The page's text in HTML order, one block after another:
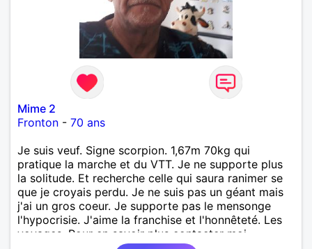
Mime 2
Fronton - 70 ans
Je suis veuf. Signe scorpion. 1,67m 70kg qui
pratique la marche et du VTT. Je ne supporte plus
la solitude. Et recherche celle qui saura ranimer se
que je croyais perdu. Je ne suis pas un géant mais
j'ai un gros coeur. Je supporte pas le mensonge
l'hypocrisie. J'aime la franchise et l'honnêteté. Les
voyages. Pour en savoir plus contacter moi.